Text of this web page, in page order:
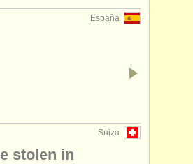
España
Suiza
stolen in